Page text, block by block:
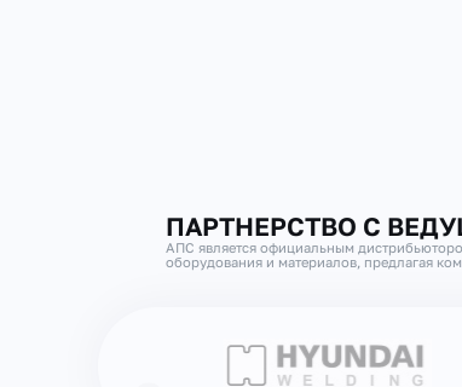
ПАРТНЕРСТВО С
АПС является официальным
оборудования и материалов, предлагая